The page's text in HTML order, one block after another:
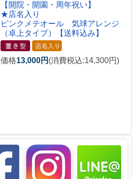
【開院・開園・周年祝い】
★店名入り
ピンクメテオール 気球アレンジ
（卓上タイプ）【送料込み】
価格13,000円 (消費税込:14,300円)